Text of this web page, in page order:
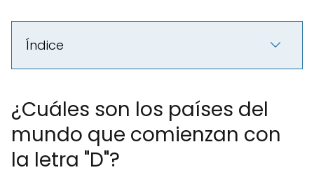
Índice
¿Cuáles son los países del
mundo que comienzan con
la letra "D"?